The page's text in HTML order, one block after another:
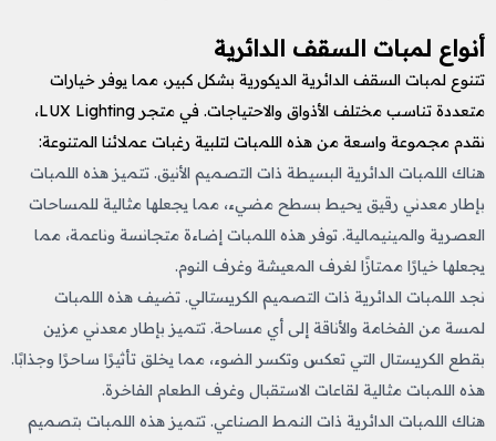
أنواع لمبات السقف الدائرية
تتنوع لمبات السقف الدائرية الديكورية بشكل كبير، مما يوفر خيارات
متعددة تناسب مختلف الأذواق والاحتياجات. في متجر LUX Lighting،
نقدم مجموعة واسعة من هذه اللمبات لتلبية رغبات عملائنا المتنوعة:
هناك اللمبات الدائرية البسيطة ذات التصميم الأنيق. تتميز هذه اللمبات
بإطار معدني رقيق يحيط بسطح مضيء، مما يجعلها مثالية للمساحات
العصرية والمينيمالية. توفر هذه اللمبات إضاءة متجانسة وناعمة، مما
يجعلها خيارًا ممتازًا لغرف المعيشة وغرف النوم.
نجد اللمبات الدائرية ذات التصميم الكريستالي. تضيف هذه اللمبات
لمسة من الفخامة والأناقة إلى أي مساحة. تتميز بإطار معدني مزين
بقطع الكريستال التي تعكس وتكسر الضوء، مما يخلق تأثيرًا ساحرًا وجذابًا.
هذه اللمبات مثالية لقاعات الاستقبال وغرف الطعام الفاخرة.
هناك اللمبات الدائرية ذات النمط الصناعي. تتميز هذه اللمبات بتصميم